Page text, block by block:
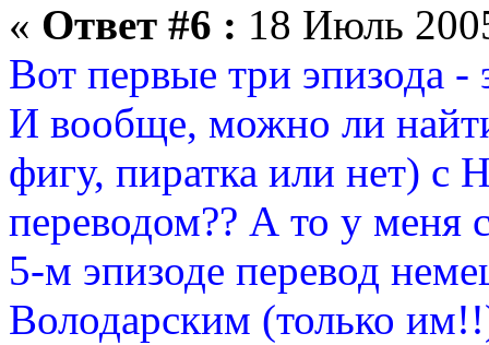
« Ответ #6 : 18 Июль
Вот первые три эпизода -
И вообще, можно ли
фигу, пиратка или
переводом?? А то у меня
5-м эпизоде перевод
Володарским (только